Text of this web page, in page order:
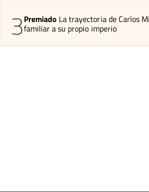
3Premiado La trayectoria de Carlos
familiar a su propio imperio